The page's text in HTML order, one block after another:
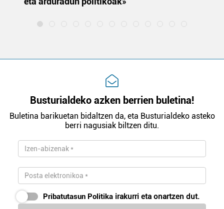
Busturialdeko azken berrien buletina!
Buletina barikuetan bidaltzen da, eta Busturialdeko asteko
berri nagusiak biltzen ditu.
Pribatutasun Politika irakurri eta onartzen dut.